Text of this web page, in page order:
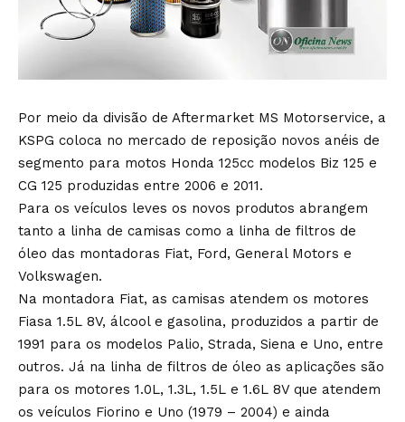
Por meio da divisão de Aftermarket MS Motorservice, a
KSPG coloca no mercado de reposição novos anéis de
segmento para motos Honda 125cc modelos Biz 125 e
CG 125 produzidas entre 2006 e 2011.
Para os veículos leves os novos produtos abrangem
tanto a linha de camisas como a linha de filtros de
óleo das montadoras Fiat, Ford, General Motors e
Volkswagen.
Na montadora Fiat, as camisas atendem os motores
Fiasa 1.5L 8V, álcool e gasolina, produzidos a partir de
1991 para os modelos Palio, Strada, Siena e Uno, entre
outros. Já na linha de filtros de óleo as aplicações são
para os motores 1.0L, 1.3L, 1.5L e 1.6L 8V que atendem
os veículos Fiorino e Uno (1979 – 2004) e ainda